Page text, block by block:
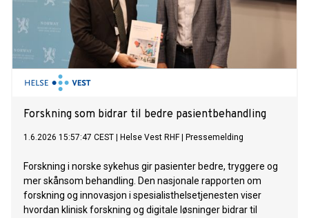
Forskning som bidrar til bedre pasientbehandling
1.6.2026 15:57:47 CEST Helse Vest RHF| Pressemelding
Forskning i norske sykehus gir pasienter bedre, tryggere og
mer skånsom behandling. Den nasjonale rapporten om
forskning og innovasjon i spesialisthelsetjenesten viser
hvordan klinisk forskning og digitale løsninger bidrar til